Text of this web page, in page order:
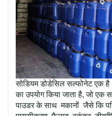
सोडियम डोडेसिल सल्फोनेट एक है
का उपयोग किया जाता है, जो एक
पाउडर के साथ मकानों जैसे कि